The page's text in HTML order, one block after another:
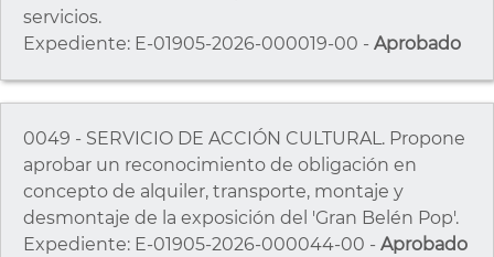
servicios.
Expediente: E-01905-2026-000019-00 - Aprobado
0049 - SERVICIO DE ACCIÓN CULTURAL. Propone
aprobar un reconocimiento de obligación en
concepto de alquiler, transporte, montaje y
desmontaje de la exposición del 'Gran Belén Pop'.
Expediente: E-01905-2026-000044-00 - Aprobado